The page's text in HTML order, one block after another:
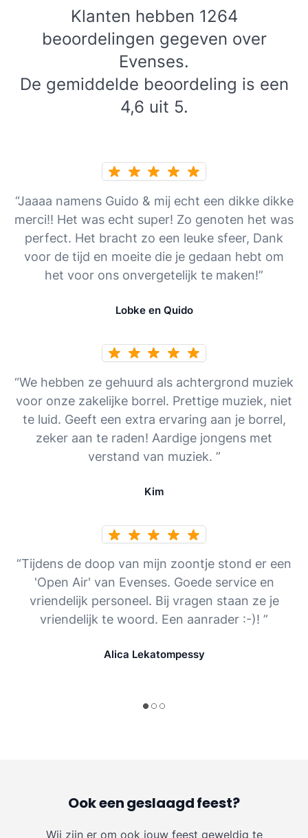
Klanten hebben 1264
beoordelingen gegeven over
Evenses.
De gemiddelde beoordeling is een
4,6 uit 5.
“Jaaaa namens Guido & mij echt een dikke dikke
merci!! Het was echt super! Zo genoten het was
perfect. Het bracht zo een leuke sfeer, Dank
voor de tijd en moeite die je gedaan hebt om
het voor ons onvergetelijk te maken!”
Lobke en Quido
“We hebben ze gehuurd als achtergrond muziek
voor onze zakelijke borrel. Prettige muziek, niet
te luid. Geeft een extra ervaring aan je borrel,
zeker aan te raden! Aardige jongens met
verstand van muziek. ”
Kim
“Tijdens de doop van mijn zoontje stond er een
'Open Air' van Evenses. Goede service en
vriendelijk personeel. Bij vragen staan ze je
vriendelijk te woord. Een aanrader :-)! ”
Alica Lekatompessy
Ook een geslaagd feest?
Wij zijn er om ook jouw feest geweldig te